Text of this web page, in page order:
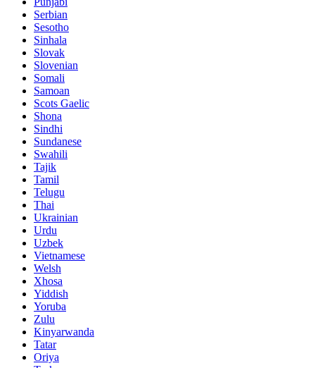
Serbian
Sesotho
Sinhala
Slovak
Slovenian
Somali
Samoan
Scots Gaelic
Shona
Sindhi
Sundanese
Swahili
Tajik
Tamil
Telugu
Thai
Ukrainian
Urdu
Uzbek
Vietnamese
Welsh
Xhosa
Yiddish
Yoruba
Zulu
Kinyarwanda
Tatar
Oriya